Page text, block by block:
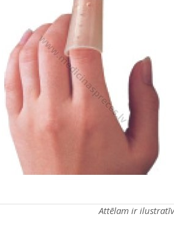
Attēlam ir